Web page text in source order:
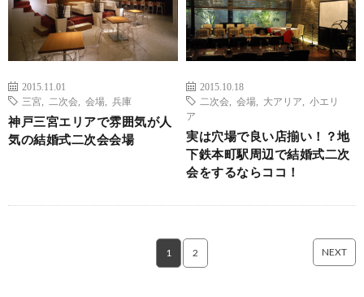
2015.11.01
三宮
二次会 会場 兵庫
神戸三宮エリアで雰囲気が人
気の結婚式二次会会場
2015.10.18
二次会
会場 大アリア
小エリ
ア
実は穴場で良い店揃い！？地
下鉄本町駅周辺で結婚式二次
会をするならココ！
1 2 NEXT